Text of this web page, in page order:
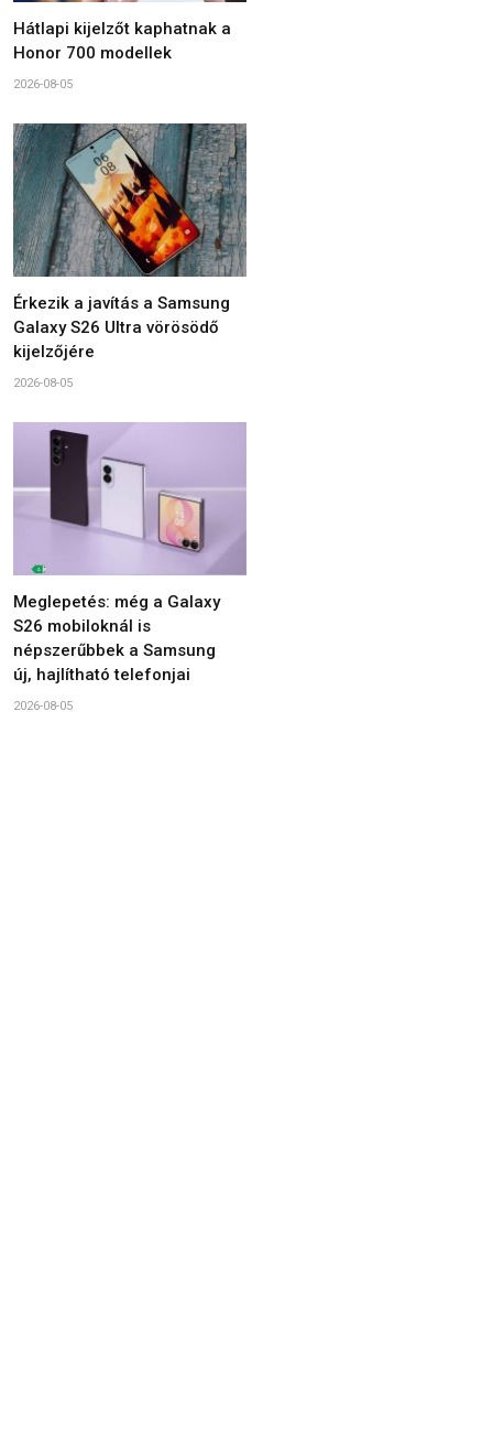
Hátlapi kijelzőt kaphatnak a
Honor 700 modellek
2026-08-05
Érkezik a javítás a Samsung
Galaxy S26 Ultra vörösödő
kijelzőjére
2026-08-05
Meglepetés: még a Galaxy
S26 mobiloknál is
népszerűbbek a Samsung
új, hajlítható telefonjai
2026-08-05